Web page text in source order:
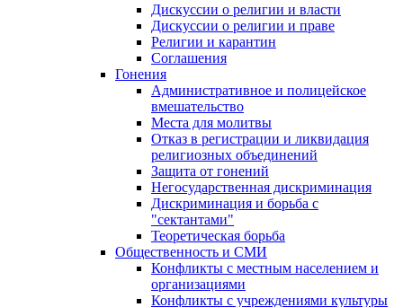
Дискуссии о религии и власти
Дискуссии о религии и праве
Религии и карантин
Соглашения
Гонения
Административное и полицейское
вмешательство
Места для молитвы
Отказ в регистрации и ликвидация
религиозных объединений
Защита от гонений
Негосударственная дискриминация
Дискриминация и борьба с
"сектантами"
Теоретическая борьба
Общественность и СМИ
Конфликты с местным населением и
организациями
Конфликты с учреждениями культуры